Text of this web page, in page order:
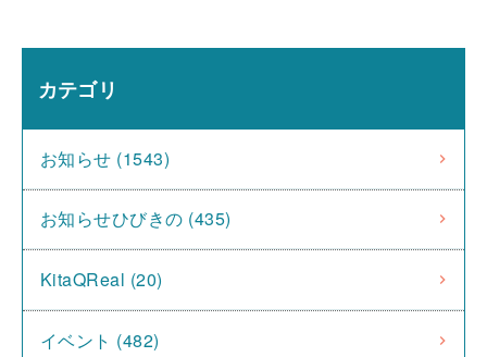
カテゴリ
お知らせ (1543)
お知らせひびきの (435)
KitaQReal (20)
イベント (482)